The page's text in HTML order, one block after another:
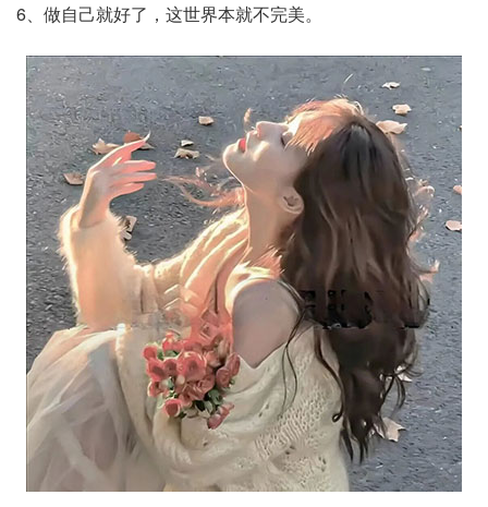
6、做自己就好了，这世界本就不完美。